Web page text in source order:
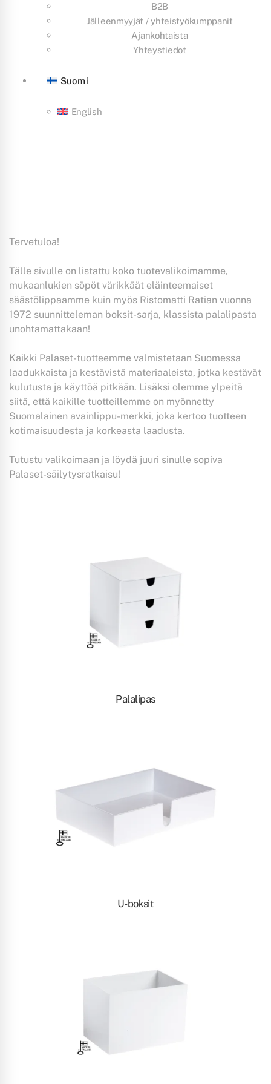
B2B
Jälleenmyyjät / yhteistyökumppanit
Ajankohtaista
Yhteystiedot
Suomi
English
Tervetuloa!
Tälle sivulle on listattu koko tuotevalikoimamme,
mukaanlukien söpöt värikkäät eläinteemaiset
säästölippaamme kuin myös Ristomatti Ratian vuonna
1972 suunnitteleman boksit-sarja, klassista palalipasta
unohtamattakaan!
Kaikki Palaset-tuotteemme valmistetaan Suomessa
laadukkaista ja kestävistä materiaaleista, jotka kestävät
kulutusta ja käyttöä pitkään. Lisäksi olemme ylpeitä
siitä, että kaikille tuotteillemme on myönnetty
Suomalainen avainlippu-merkki, joka kertoo tuotteen
kotimaisuudesta ja korkeasta laadusta.
Tutustu valikoimaan ja löydä juuri sinulle sopiva
Palaset-säilytysratkaisu!
Palalipas
U-boksit